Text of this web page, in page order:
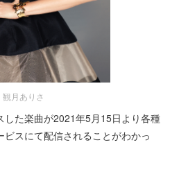
観月ありさ
した楽曲が2021年5月15日より各種
スにて配信されることがわかっ